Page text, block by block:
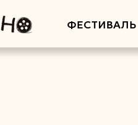
ФЕСТИВАЛЬ